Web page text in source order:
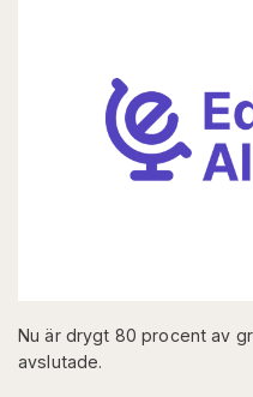
Nu är drygt 80 procent av
avslutade.